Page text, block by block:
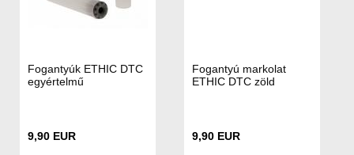
Fogantyúk ETHIC DTC
egyértelmű
9,90 EUR
Fogantyú markolat
ETHIC DTC zöld
9,90 EUR